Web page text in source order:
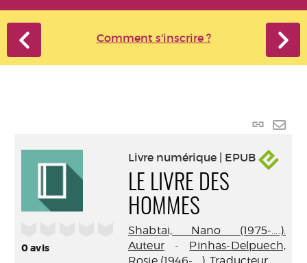
Comment s'inscrire ?
Lien
0avis
Livre numérique | EPUB
LE LIVRE DES
HOMMES
Shabtai, Nano (1975-....).
Auteur- Pinhas-Delpuech,